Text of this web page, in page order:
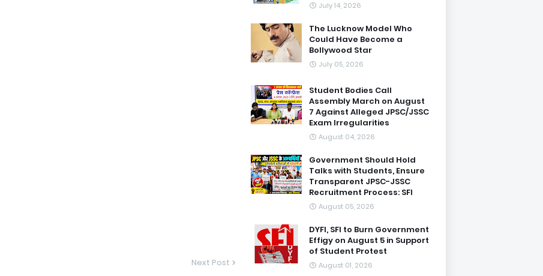
Next Post
July 14, 2026
The Lucknow Model Who
Could Have Become a
Bollywood Star
July 05, 2026
Student Bodies Call
Assembly March on August
7 Against Alleged JPSC/JSSC
Exam Irregularities
August 04, 2026
Government Should Hold
Talks with Students, Ensure
Transparent JPSC-JSSC
Recruitment Process: SFI
August 05, 2026
DYFI, SFI to Burn Government
Effigy on August 5 in Support
of Student Protest
August 01, 2026